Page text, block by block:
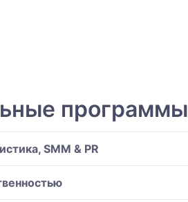
программы
SMM & PR